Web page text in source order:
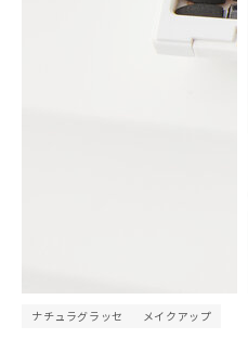
ナチュラグラッセ メイクアップ